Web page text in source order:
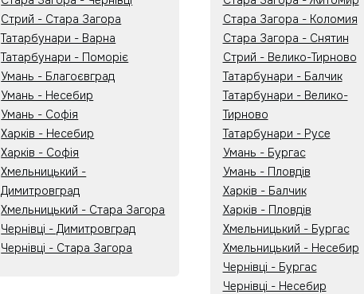
Стрий - Стара Загора
Татарбунари - Варна
Татарбунари - Поморіє
Умань - Благоєвград
Умань - Несебир
Умань - Софія
Харків - Несебир
Харків - Софія
Хмельницький -
Димитровград
Хмельницький - Стара Загора
Чернівці - Димитровград
Чернівці - Стара Загора
Стара Загора - Коломия
Стара Загора - Снятин
Стрий - Велико-Тирново
Татарбунари - Балчик
Татарбунари - Велико-
Тирново
Татарбунари - Русе
Умань - Бургас
Умань - Пловдів
Харків - Балчик
Харків - Пловдів
Хмельницький - Бургас
Хмельницький - Несебир
Чернівці - Бургас
Чернівці - Несебир